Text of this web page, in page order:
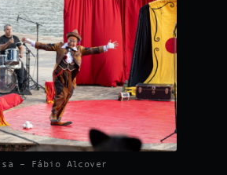
– Fábio Alcover